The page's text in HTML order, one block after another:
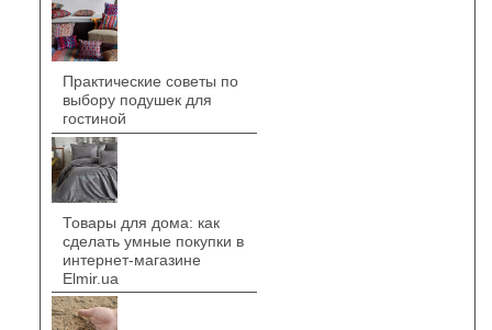
Практические советы по
выбору подушек для
гостиной
Товары для дома: как
сделать умные покупки в
интернет-магазине
Elmir.ua